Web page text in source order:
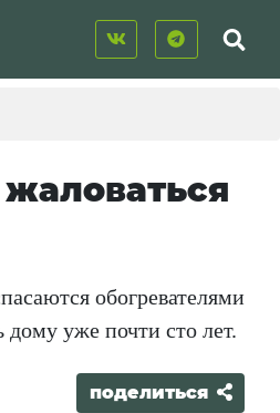
обогревателями
дому уже почти сто лет.
поделиться